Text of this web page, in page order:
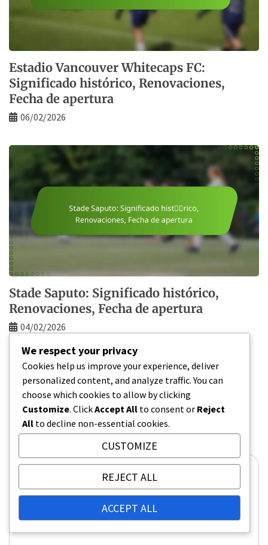
Estadio Vancouver Whitecaps FC:
Significado histórico, Renovaciones,
Fecha de apertura
06/02/2026
Stade Saputo: Significado histórico,
Renovaciones, Fecha de apertura
04/02/2026
Leave a Reply
Your email address will not be published.
fields are marked*
We respect your privacy
Cookies help us improve your experience, deliver
personalized content, and analyze traffic. You can
choose which cookies to allow by clicking
Customize. ClickAccept All to consent or Reject
All to decline non-essential cookies.
CUSTOMIZE
REJECT ALL
ACCEPT ALL